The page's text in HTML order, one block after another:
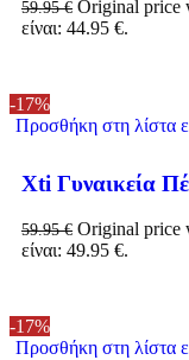
59.95€ Original price
είναι: 44.95 €.
-17%
Προσθήκη στη λίστα
Xti Γυναικεία
59.95€ Original price
είναι: 49.95 €.
-17%
Προσθήκη στη λίστα